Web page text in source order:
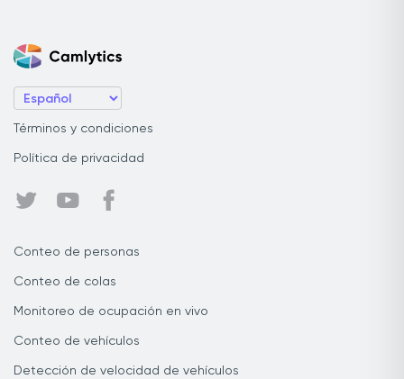
Términos y condiciones
Política de privacidad
Conteo de personas
Conteo de colas
Monitoreo de ocupación en vivo
Conteo de vehículos
Detección de velocidad de vehículos